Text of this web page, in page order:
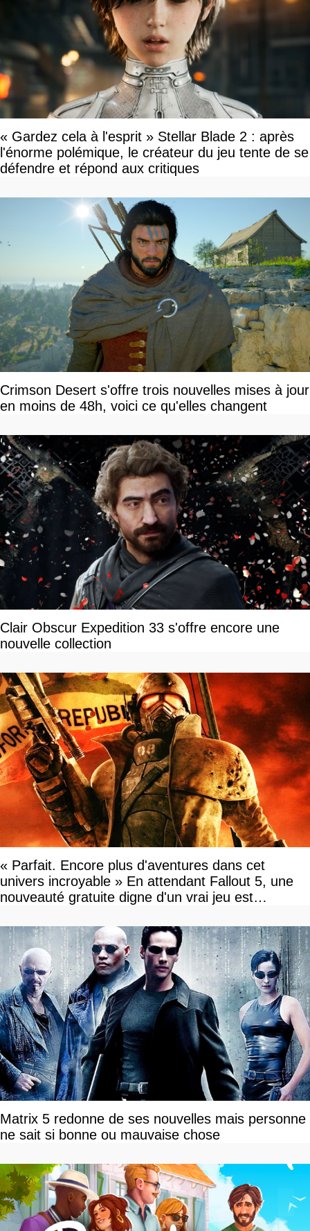
« Gardez cela à l'esprit » Stellar Blade 2 : après
l'énorme polémique, le créateur du jeu tente de se
défendre et répond aux critiques
Crimson Desert s'offre trois nouvelles mises à jour
en moins de 48h, voici ce qu'elles changent
Clair Obscur Expedition 33 s'offre encore une
nouvelle collection
« Parfait. Encore plus d'aventures dans cet
univers incroyable » En attendant Fallout 5, une
nouveauté gratuite digne d'un vrai jeu est
Matrix 5 redonne de ses nouvelles mais personne
ne sait si bonne ou mauvaise chose